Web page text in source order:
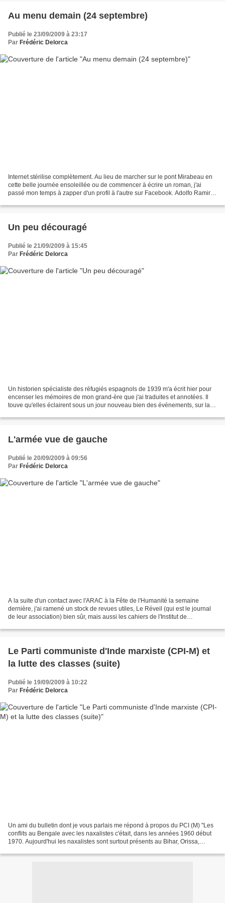
Au menu demain (24 septembre)
Publié le 23/09/2009 à 23:17
Par Frédéric Delorca
Internet stérilise complètement. Au lieu de marcher sur le pont Mirabeau en
cette belle journée ensoleillée ou de commencer à écrire un roman, j'ai
passé mon temps à zapper d'un profil à l'autre sur Facebook. Adolfo Ramirez
Un peu découragé
Publié le 21/09/2009 à 15:45
Par Frédéric Delorca
Un historien spécialiste des réfugiés espagnols de 1939 m'a écrit hier pour
encenser les mémoires de mon grand-ère que j'ai traduites et annotées. Il
touve qu'elles éclairent sous un jour nouveau bien des événements, sur la
L'armée vue de gauche
Publié le 20/09/2009 à 09:56
Par Frédéric Delorca
A la suite d'un contact avec l'ARAC à la Fête de l'Humanité la semaine
dernière, j'ai ramené un stock de revues utiles, Le Réveil (qui est le journal
de leur association) bien sûr, mais aussi les cahiers de l'Institut de
Le Parti communiste d'Inde marxiste (CPI-M) et
la lutte des classes (suite)
Publié le 19/09/2009 à 10:22
Par Frédéric Delorca
Un ami du bulletin dont je vous parlais me répond à propos du PCI (M) "Les
conflits au Bengale avec les naxalistes c'était, dans les années 1960 début
1970. Aujourd'hui les naxalistes sont surtout présents au Bihar, Orissa,